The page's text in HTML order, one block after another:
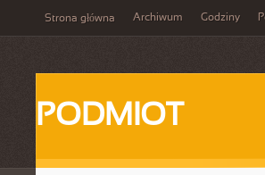
Strona główna Archiwum Godziny
PODMIOT